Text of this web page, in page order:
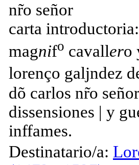
nr̃o señor
carta
magnifo cavallero
lorenço galjndez
dõ carlos nr̃o
dissensiones | y
inffames.
Destinatario/a: